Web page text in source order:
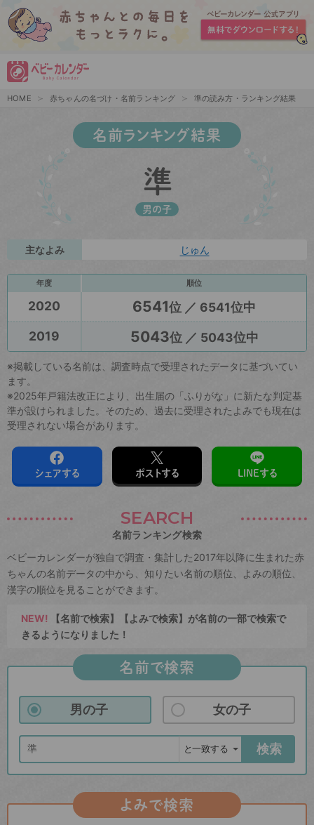
HOME 赤ちゃんの名づけ・名前ランキング 準の読み方・ランキング結果
名前ランキング結果
準
男の子
主なよみ じゅん
年度 順位
2020 6541位 ／ 6541位中
2019
5043位 ／ 5043位中
※掲載している名前は、調査時点で受理されたデータに基づいてい
ます。
※2025年戸籍法改正により、出生届の「ふりがな」に新たな判定基
準が設けられました。そのため、過去に受理されたよみでも現在は
受理されない場合があります。
シェアする ポストする LINEする
SEARCH
名前ランキング検索
ベビーカレンダーが独自で調査・集計した2017年以降に生まれた赤
ちゃんの名前データの中から、知りたい名前の順位、よみの順位、
漢字の順位を見ることができます。
NEW! 【名前で検索】【よみで検索】が名前の一部で検索で
きるようになりました！
名前で検索
男の子 女の子
検索
よみで検索